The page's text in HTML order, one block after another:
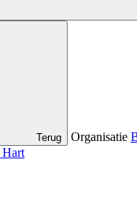
Terug Organisatie
Hart